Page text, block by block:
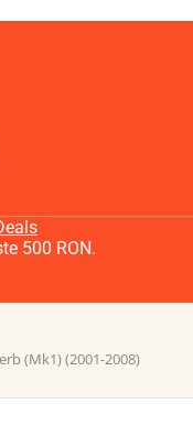
500 RON.
(Mk1) (2001-2008)